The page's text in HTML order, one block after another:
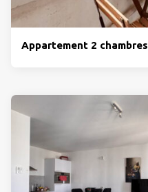
Appartement 2 chambres